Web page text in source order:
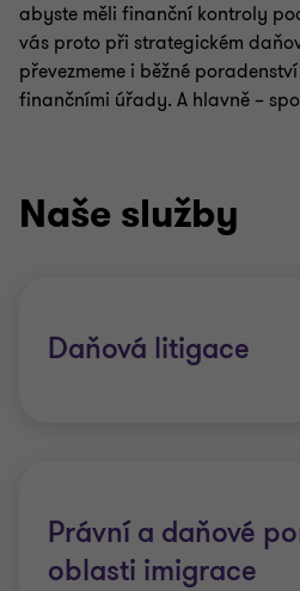
abyste měli finanční kontroly
vás proto při strategickém
převezmeme i běžné
finančními úřady. A hlavně –
Naše služby
Daňová litigace
Právní a daňové
oblasti imigrace